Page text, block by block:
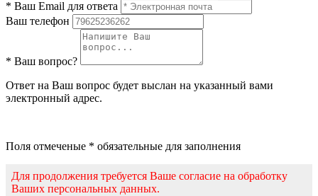
* Ваш Email для ответа
Ваш телефон
* Ваш вопрос?
Ответ на Ваш вопрос будет выслан на указанный вами
электронный адрес.
Поля отмеченые * обязательные для заполнения
Для продолжения требуется Ваше согласие на обработку
Ваших персональных данных.